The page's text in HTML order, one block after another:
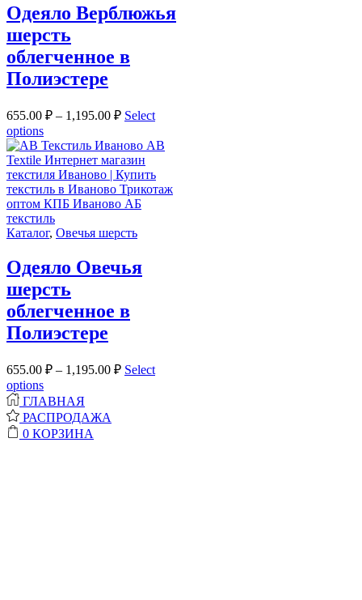
Одеяло Верблюжья
шерсть
облегченное в
Полиэстере
655.00 ₽ – 1,195.00 ₽ Select
options
Каталог, Овечья шерсть
Одеяло Овечья
шерсть
облегченное в
Полиэстере
655.00 ₽ – 1,195.00 ₽ Select
options
ГЛАВНАЯ
РАСПРОДАЖА
0 КОРЗИНА